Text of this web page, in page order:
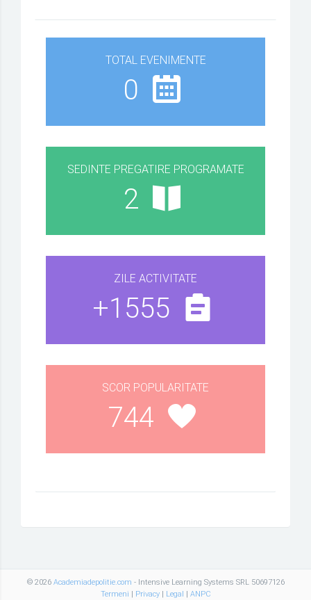
TOTAL EVENIMENTE
0
SEDINTE PREGATIRE PROGRAMATE
2
ZILE ACTIVITATE
+1555
SCOR POPULARITATE
744
© 2026 Academiadepolitie.com - Intensive Learning Systems SRL 50697126
Termeni | Privacy| Legal | ANPC